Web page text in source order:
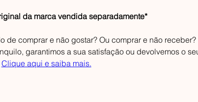
da marca vendida separadamente*
de comprar e não gostar? Ou comprar e não receber?
garantimos a sua satisfação ou devolvemos o
Clique aqui e saiba mais.